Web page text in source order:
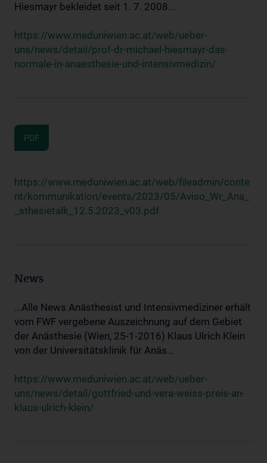
Hiesmayr bekleidet seit 1. 7. 2008...
https://www.meduniwien.ac.at/web/ueber-
uns/news/detail/prof-dr-michael-hiesmayr-das-
normale-in-anaesthesie-und-intensivmedizin/
PDF
https://www.meduniwien.ac.at/web/fileadmin/conte
nt/kommunikation/events/2023/05/Aviso_Wr_Ana_
_sthesietalk_12.5.2023_v03.pdf
News
...Alle News Anästhesist und Intensivmediziner erhält
vom FWF vergebene Auszeichnung auf dem Gebiet
der Anästhesie (Wien, 25-1-2016) Klaus Ulrich Klein
von der Universitätsklinik für Anäs...
https://www.meduniwien.ac.at/web/ueber-
uns/news/detail/gottfried-und-vera-weiss-preis-an-
klaus-ulrich-klein/